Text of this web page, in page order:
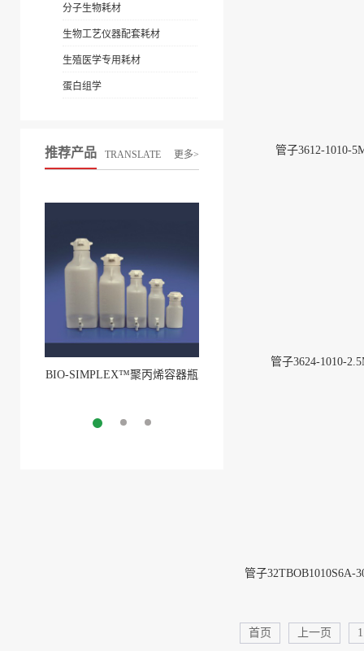
分子生物耗材
生物工艺仪器配套耗材
生殖医学专用耗材
蛋白组学
推荐产品 TRANSLATE 更多>
BIO-SIMPLEX™聚丙烯容器瓶
管子3612-1010-
管子3624-1010-
管子32TBOB1010S6A-
首页 上一页 1